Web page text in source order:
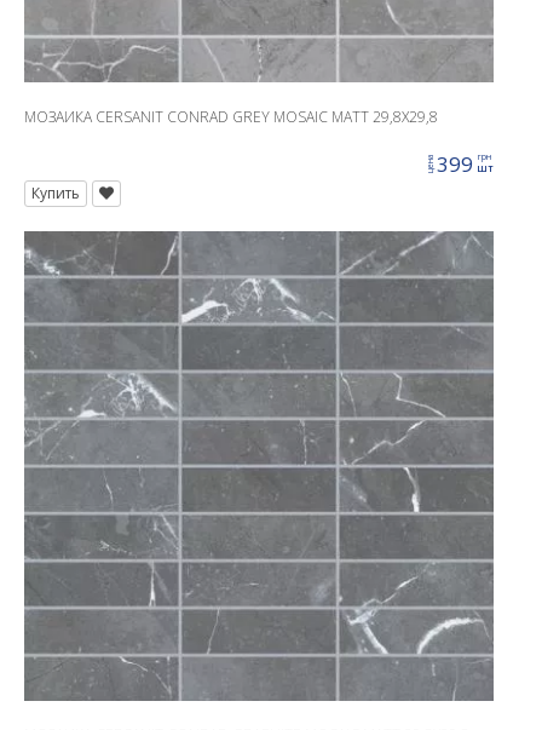
МОЗАИКА CERSANIT CONRAD GREY MOSAIC MATT 29,8X29,8
цена 399 грн
шт
Купить